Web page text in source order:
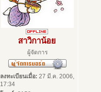
สาวิกาน้อย
ผู้จัดการ
ลงทะเบียนเมื่อ: 27 มี.ค. 2006,
17:34